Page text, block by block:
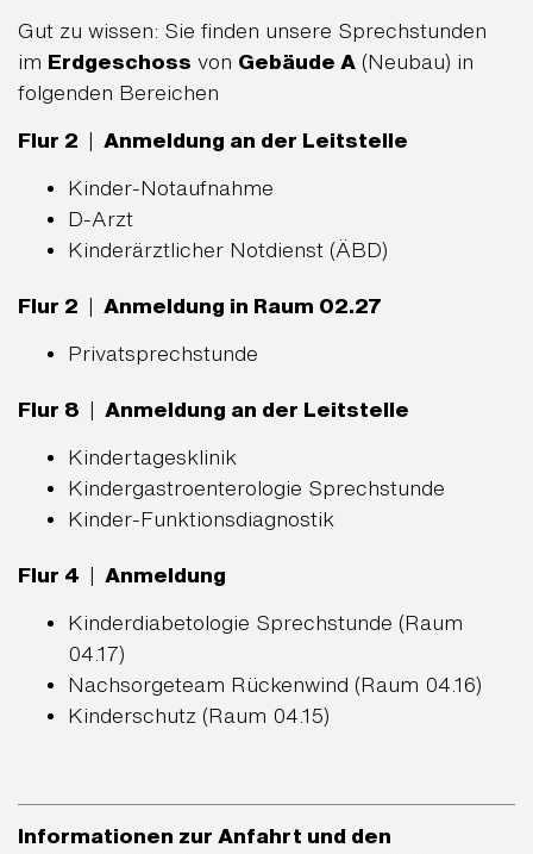
Gut zu wissen: Sie finden unsere Sprechstunden
im Erdgeschoss von Gebäude A (Neubau) in
folgenden Bereichen
Flur 2 Anmeldung an der Leitstelle
Kinder-Notaufnahme
D-Arzt
Kinderärztlicher Notdienst (ÄBD)
Flur 2 Anmeldung in Raum 02.27
Privatsprechstunde
Flur 8 Anmeldung an der Leitstelle
Kindertagesklinik
Kindergastroenterologie Sprechstunde
Kinder-Funktionsdiagnostik
Flur 4 Anmeldung
Kinderdiabetologie Sprechstunde (Raum
04.17)
Nachsorgeteam Rückenwind (Raum 04.16)
Kinderschutz (Raum 04.15)
Informationen zur Anfahrt und den